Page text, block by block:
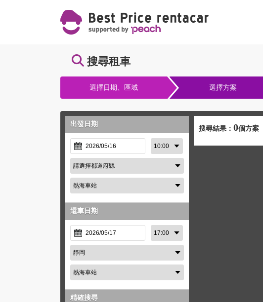
搜尋租車
選擇日期、區域 選擇方案
出發日期
還車日期
精確搜尋
搜尋結果： 0個方案